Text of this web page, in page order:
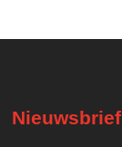
Nieuwsbrief